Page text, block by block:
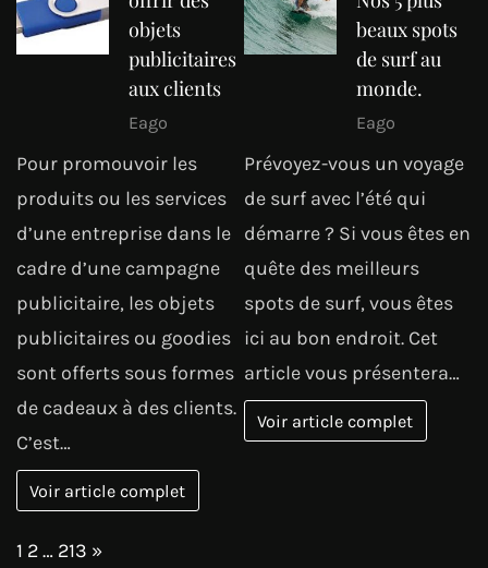
objets
publicitaires
aux clients
Eago
Pour promouvoir les
produits ou les services
d’une entreprise dans le
cadre d’une campagne
publicitaire, les objets
publicitaires ou goodies
sont offerts sous formes
de cadeaux à des clients.
C’est…
Voir article complet
beaux spots
de surf au
monde.
Eago
Prévoyez-vous un voyage
de surf avec l’été qui
démarre ? Si vous êtes en
quête des meilleurs
spots de surf, vous êtes
ici au bon endroit. Cet
article vous présentera…
Voir article complet
Page:
1 2… 213 Next
»